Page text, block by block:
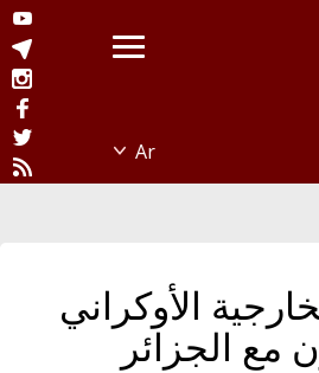
الأوكراني
مع الجزائر